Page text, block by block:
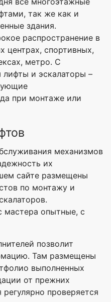
так же как и
здания.
распространение в
центрах, спортивных,
метро. С
лифты и эскалаторы –
при монтаже или
механизмов
их
сайте размещены
по монтажу и
мастера опытные, с
позволит
Там размещены
выполненных
от прежних
проверяется